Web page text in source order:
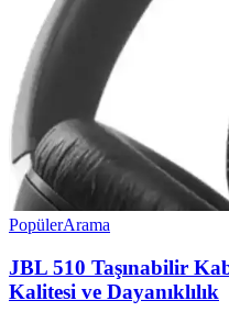
PopülerArama
JBL 510 Taşınabilir
Kalitesi ve Dayanıklılık